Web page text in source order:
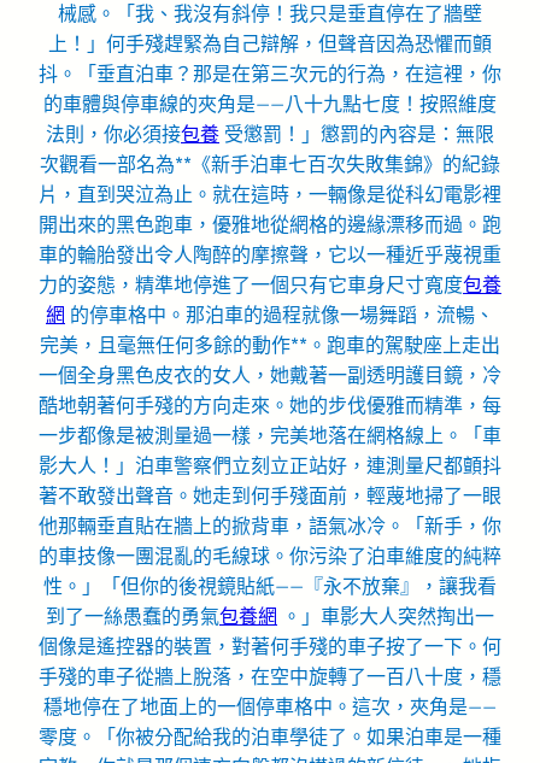
械感。「我、我沒有斜停！我只是垂直停在了牆壁
上！」何手殘趕緊為自己辯解，但聲音因為恐懼而顫
抖。「垂直泊車？那是在第三次元的行為，在這裡，你
的車體與停車線的夾角是——八十九點七度！按照維度
法則，你必須接包養 受懲罰！」懲罰的內容是：無限
次觀看一部名為**《新手泊車七百次失敗集錦》的紀錄
片，直到哭泣為止。就在這時，一輛像是從科幻電影裡
開出來的黑色跑車，優雅地從網格的邊緣漂移而過。跑
車的輪胎發出令人陶醉的摩擦聲，它以一種近乎蔑視重
力的姿態，精準地停進了一個只有它車身尺寸寬度包養
網 的停車格中。那泊車的過程就像一場舞蹈，流暢、
完美，且毫無任何多餘的動作**。跑車的駕駛座上走出
一個全身黑色皮衣的女人，她戴著一副透明護目鏡，冷
酷地朝著何手殘的方向走來。她的步伐優雅而精準，每
一步都像是被測量過一樣，完美地落在網格線上。「車
影大人！」泊車警察們立刻立正站好，連測量尺都顫抖
著不敢發出聲音。她走到何手殘面前，輕蔑地掃了一眼
他那輛垂直貼在牆上的掀背車，語氣冰冷。「新手，你
的車技像一團混亂的毛線球。你污染了泊車維度的純粹
性。」「但你的後視鏡貼紙——『永不放棄』，讓我看
到了一絲愚蠢的勇氣包養網 。」車影大人突然掏出一
個像是遙控器的裝置，對著何手殘的車子按了一下。何
手殘的車子從牆上脫落，在空中旋轉了一百八十度，穩
穩地停在了地面上的一個停車格中。這次，夾角是——
零度。「你被分配給我的泊車學徒了。如果泊車是一種